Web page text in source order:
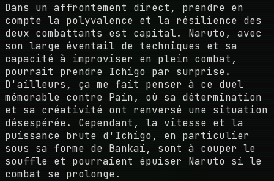
Dans un affrontement direct, prendre en
compte la polyvalence et la résilience des
deux combattants est capital. Naruto, avec
son large éventail de techniques et sa
capacité à improviser en plein combat,
pourrait prendre Ichigo par surprise.
D'ailleurs, ça me fait penser à ce duel
mémorable contre Pain, où sa détermination
et sa créativité ont renversé une situation
désespérée. Cependant, la vitesse et la
puissance brute d'Ichigo, en particulier
sous sa forme de Bankaï, sont à couper le
souffle et pourraient épuiser Naruto si le
combat se prolonge.